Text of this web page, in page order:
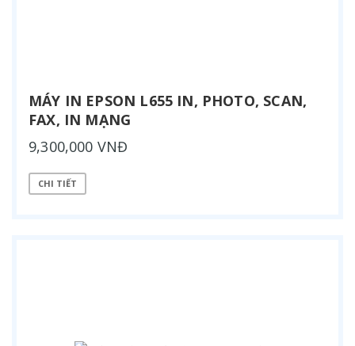
MÁY IN EPSON L655 IN, PHOTO, SCAN,
FAX, IN MẠNG
9,300,000 VNĐ
CHI TIẾT